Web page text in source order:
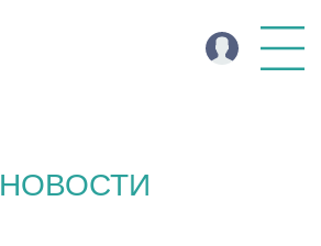
НОВОСТИ